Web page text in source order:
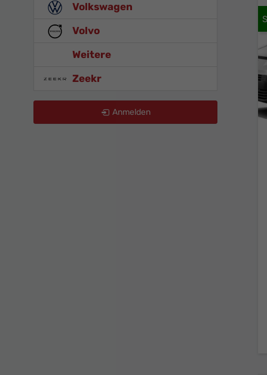
Volkswagen
Volvo
Weitere
Zeekr
Anmelden